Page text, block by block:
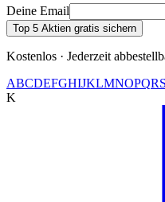
Deine Email
Top 5 Aktien gratis sichern
Kostenlos · Jederzeit
ABCDEFGHIJKLMNOPQRS
K